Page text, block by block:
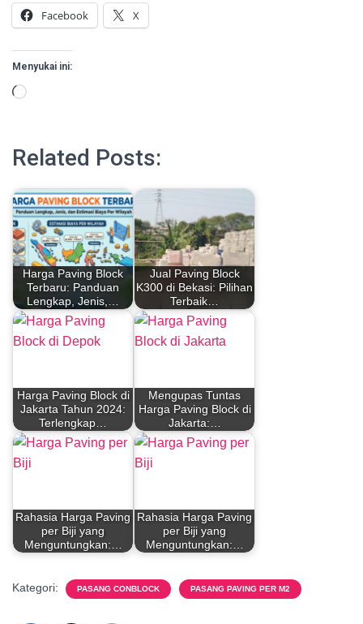
Facebook X
Menyukai ini:
Memuat...
Related Posts:
Harga Paving Block
Terbaru: Panduan
Lengkap, Jenis,…
Jual Paving Block
K300 di Bekasi: Pilihan
Terbaik…
Harga Paving Block di
Jakarta Tahun 2024:
Terlengkap…
Mengupas Tuntas
Harga Paving Block di
Jakarta:…
Rahasia Harga Paving
per Biji yang
Menguntungkan:…
Rahasia Harga Paving
per Biji yang
Menguntungkan:…
Kategori: PASANG CONBLOCK PASANG PAVING PER M2